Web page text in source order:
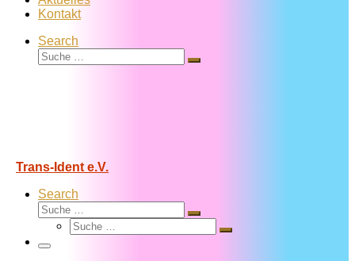
Kontakt
Search
Suche
Suche
Trans-Ident e.V.
Search
Suche
Suche
Suche
Suche
Menü